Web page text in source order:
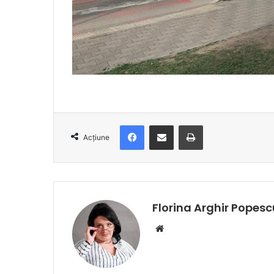
Acțiune
FacebookDistribuie prin e-mail Imprimare
Florina Arghir